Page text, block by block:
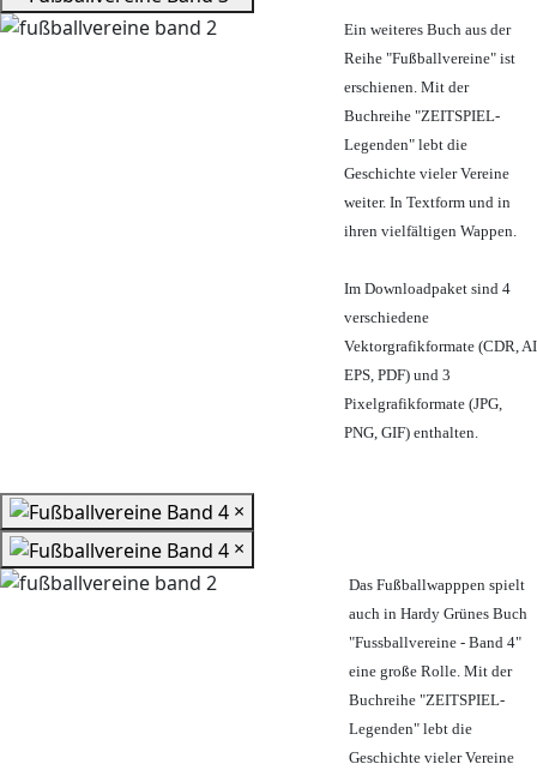
Ein weiteres Buch aus der
Reihe "Fußballvereine" ist
erschienen. Mit der
Buchreihe "ZEITSPIEL-
Legenden" lebt die
Geschichte vieler Vereine
weiter. In Textform und in
ihren vielfältigen Wappen.
Im Downloadpaket sind 4
verschiedene
Vektorgrafikformate (CDR, AI
EPS, PDF) und 3
Pixelgrafikformate (JPG,
PNG, GIF) enthalten.
×
×
Das Fußballwapppen spielt
auch in Hardy Grünes Buch
"Fussballvereine - Band 4"
eine große Rolle. Mit der
Buchreihe "ZEITSPIEL-
Legenden" lebt die
Geschichte vieler Vereine